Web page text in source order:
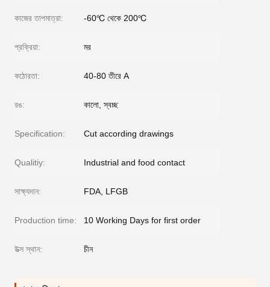
কাজের তাপমাত্রা: -60℃ থেকে 200℃
প্রক্রিয়া: মর
কঠোরতা: 40-80 তীরে A
রঙ: কালো, স্বচ্ছ
Specification: Cut according drawings
Qualitiy: Industrial and food contact
সাক্ষ্যদান: FDA, LFGB
Production time: 10 Working Days for first order
উত্স স্থান: চীন